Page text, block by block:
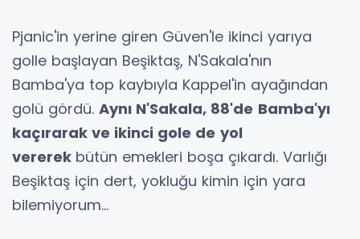
Pjanic'in yerine giren Güven'le ikinci yarıya
golle başlayan Beşiktaş, N'Sakala'nın
Bamba'ya top kaybıyla Kappel'in ayağından
golü gördü. Aynı N'Sakala, 88'de Bamba'yı
kaçırarak ve ikinci gole de yol
vererek bütün emekleri boşa çıkardı. Varlığı
Beşiktaş için dert, yokluğu kimin için yara
bilemiyorum...